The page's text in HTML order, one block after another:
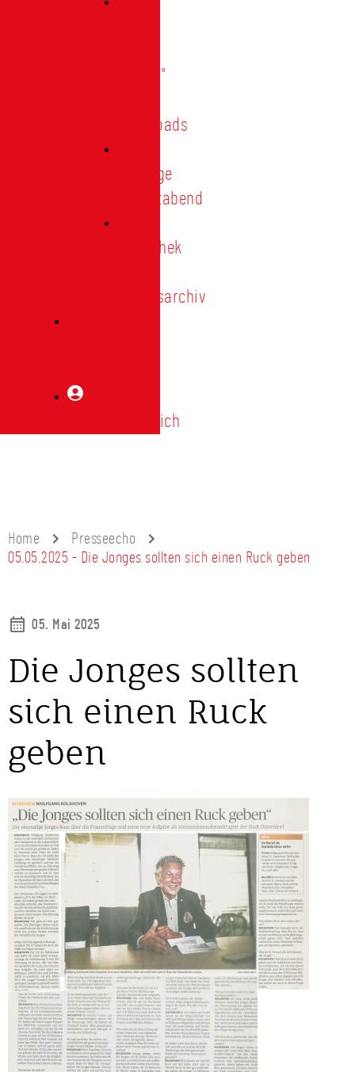
"digital"
Downloads
Vorträge
Heimatabend
Bibliothek
Vereinsarchiv
Mitgliederbereich
Home
Presseecho
05.05.2025 - Die Jonges sollten sich einen Ruck geben
05. Mai 2025
Die Jonges sollten
sich einen Ruck
geben